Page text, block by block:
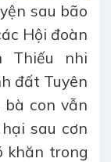
sau bão
Hội đoàn
Thiếu nhi
đất Tuyên
bà con vẫn
sau cơn
khăn trong